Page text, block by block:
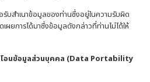
บสำเนาข้อมูลของท่านซึ่งอยู่ในความรับผิด
เผยการได้มาซึ่งข้อมูลดังกล่าวที่ท่านไม่ได้ให้
อนข้อมูลส่วนบุคคล (Data Portability